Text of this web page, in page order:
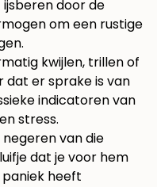
door de
om een rustige
kwijlen, trillen of
dat er sprake is van
indicatoren van
stress.
van die
dat je voor hem
paniek heeft